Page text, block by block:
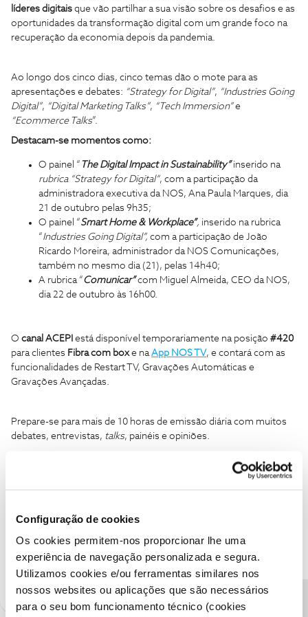
Configuração de cookies
Os cookies permitem-nos proporcionar lhe uma
experiência de navegação personalizada e segura.
Utilizamos cookies e/ou ferramentas similares nos
nossos websites ou aplicações que são necessários
para o seu bom funcionamento técnico (cookies
líderes digitais que vão partilhar a sua visão sobre os desafios e as
oportunidades da transformação digital com um grande foco na
recuperação da economia depois da pandemia.
Ao longo dos cinco dias, cinco temas dão o mote para as
apresentações e debates: “Strategy for Digital”, “Industries Going
Digital”, “Digital Marketing Talks”, “Tech Immersion”e
“Ecommerce Talks”.
Destacam-se momentos como:
O painel “ The Digital Impact in Sustainability” inserido na
rubrica “Strategy for Digital”, com a participação da
administradora executiva da NOS, Ana Paula Marques, dia
21 de outubro pelas 9h35;
O painel “Smart Home & Workplace”, inserido na rubrica
“Industries Going Digital”, com a participação de João
Ricardo Moreira, administrador da NOS Comunicações,
também no mesmo dia (21), pelas 14h40;
A rubrica “Comunicar”com Miguel Almeida, CEO da NOS,
dia 22 de outubro às 16h00.
O canal ACEPI está disponível temporariamente na posição #420
para clientes Fibra com box e na App NOS TV, e contará com as
funcionalidades de Restart TV, Gravações Automáticas e
Gravações Avançadas.
Prepare-se para mais de 10 horas de emissão diária com muitos
debates, entrevistas, talks, painéis e opiniões.
como "Melhor Resposta" e faça "Like" nos melhores comentários.
3 pessoas gostaram